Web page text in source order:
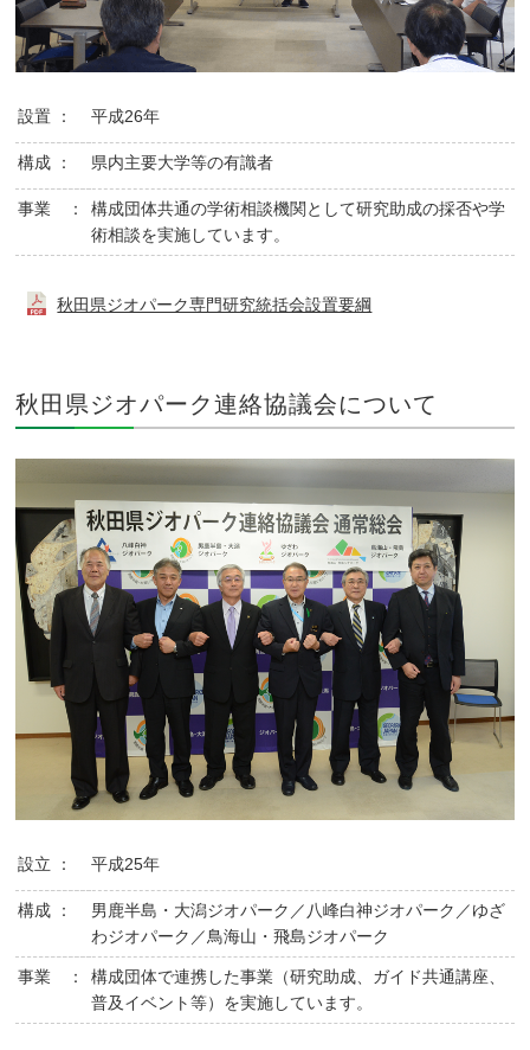
設置 ： 平成26年
構成 ： 県内主要大学等の有識者
事業 ：
構成団体共通の学術相談機関として研究助成の採否や学
術相談を実施しています。
秋田県ジオパーク専門研究統括会設置要綱
秋田県ジオパーク連絡協議会について
設立 ： 平成25年
構成 ：
男鹿半島・大潟ジオパーク／八峰白神ジオパーク／ゆざ
わジオパーク／鳥海山・飛島ジオパーク
事業 ：
構成団体で連携した事業（研究助成、ガイド共通講座、
普及イベント等）を実施しています。